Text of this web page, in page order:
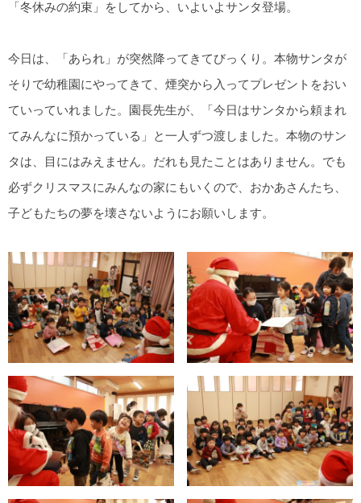
「冬休みの約束」をしてから、いよいよサンタ登場。
今日は、「あられ」が突然降ってきてびっくり。本物サンタが
そりで幼稚園にやってきて、煙突から入ってプレゼントをおい
ていっていれました。園長先生が、「今日はサンタから頼まれ
てみんなに預かっている」と一人ずつ渡しました。本物のサン
タは、目にはみえません。だれも見たことはありません。でも
必ずクリスマスにみんなの家にもいくので、おかあさんたち、
子どもたちの夢を壊さないようにお願いします。
幼児教育無償化について